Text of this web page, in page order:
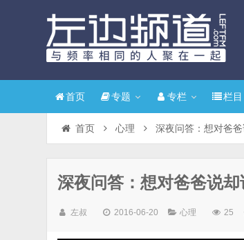
首页 专题 专栏 栏目
首页 心理 深夜问答：想对爸
深夜问答：想对爸爸说
左叔 2016-06-20 心理 25